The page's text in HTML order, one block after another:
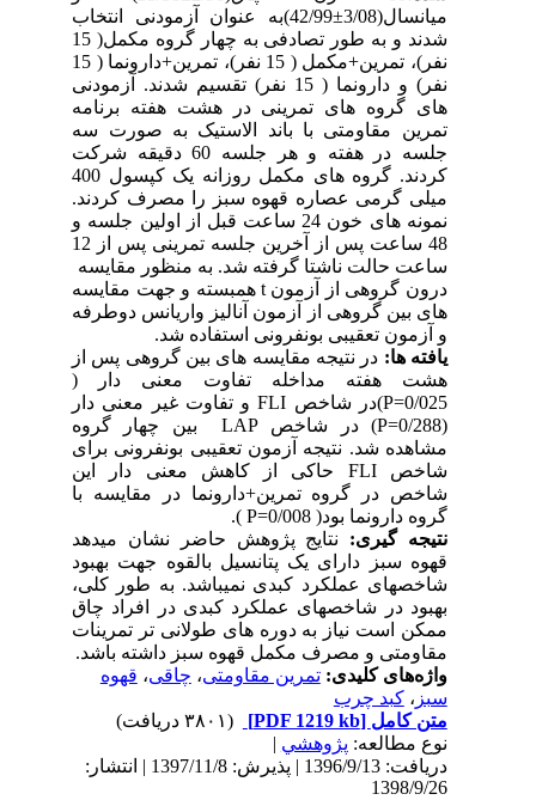
میانسال(3/08±42/99)به عنوان آزمودنی انتخاب
شدند و به طور تصادفی به چهار گروه مکمل( 15
نفر)، تمرین+مکمل ( 15 نفر)، تمرین+دارونما ( 15
نفر) و دارونما ( 15 نفر) تقسیم شدند. آزمودنی
های گروه های تمرینی در هشت هفته برنامه
تمرین مقاومتی با باند الاستیک به صورت سه
جلسه در هفته و هر جلسه 60 دقیقه شرکت
کردند. گروه های مکمل روزانه یک کپسول 400
میلی گرمی عصاره قهوه سبز را مصرف کردند.
نمونه های خون 24 ساعت قبل از اولین جلسه و
48 ساعت پس از آخرین جلسه تمرینی پس از 12
ساعت حالت ناشتا گرفته شد. به منظور مقایسه
درون گروهی از آزمون t همبسته و جهت مقایسه
های بین گروهی از آزمون آنالیز واریانس دوطرفه
و آزمون تعقیبی بونفرونی استفاده شد.
یافته ها:در نتیجه مقایسه های بین گروهی پس از
هشت هفته مداخله تفاوت معنی دار (
P=0/025)در شاخص FLI و تفاوت غیر معنی دار
(P=0/288) در شاخص LAP بین چهار گروه
مشاهده شد. نتیجه آزمون تعقیبی بونفرونی برای
شاخص FLI حاکی از کاهش معنی دار این
شاخص در گروه تمرین+دارونما در مقایسه با
گروه دارونما بود( P=0/008 ).
نتیجه گیری:نتایج پژوهش حاضر نشان میدهد
قهوه سبز دارای یک پتانسیل بالقوه جهت بهبود
شاخصهای عملکرد کبدی نمیباشد. به طور کلی،
بهبود در شاخصهای عملکرد کبدی در افراد چاق
ممکن است نیاز به دوره های طولانی تر تمرینات
مقاومتی و مصرف مکمل قهوه سبز داشته باشد.
واژه‌های کلیدی:تمرین مقاومتی،چاقی،قهوه
سبز، کبد چرب
متن کامل[PDF 1219 kb]
نوع مطالعه:پژوهشي|
دریافت: 1396/9/13 | پذیرش: 1397/11/8 | انتشار:
1398/9/26